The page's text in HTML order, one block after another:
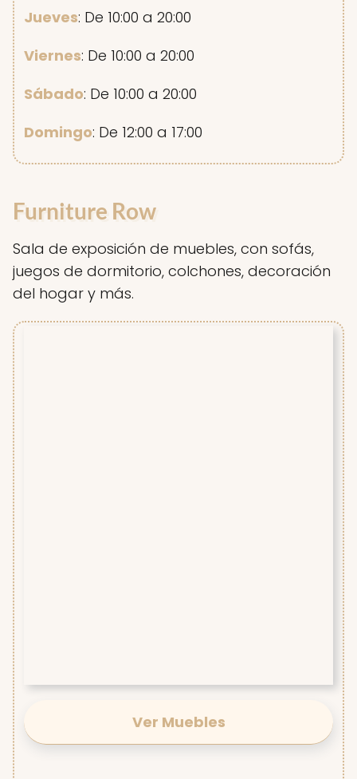
Jueves: De 10:00 a 20:00
Viernes: De 10:00 a 20:00
Sábado: De 10:00 a 20:00
Domingo: De 12:00 a 17:00
Furniture Row
Sala de exposición de muebles, con sofás,
juegos de dormitorio, colchones, decoración
del hogar y más.
Ver Muebles